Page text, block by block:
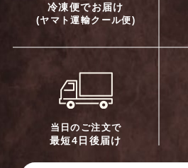
冷凍便でお届け
(ヤマト運輸クール便)
当日のご注文で
最短4日後届け